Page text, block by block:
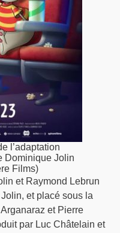
l’adaptation
Dominique Jolin
Films)
et Raymond Lebrun
et placé sous la
et Pierre
par Luc Châtelain et